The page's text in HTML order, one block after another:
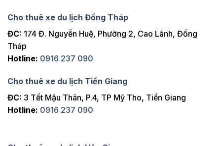
Cho thuê xe du lịch Đồng Tháp
ĐC: 174 Đ. Nguyễn Huệ, Phường 2, Cao Lãnh, Đồng
Tháp
Hotline: 0916 237 090
Cho thuê xe du lịch Tiền Giang
ĐC: 3 Tết Mậu Thân, P.4, TP Mỹ Tho, Tiền Giang
Hotline: 0916 237 090